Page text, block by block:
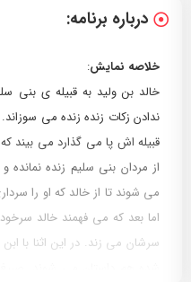
درباره برنامه:
خلاصه نمایش:
خالد بن ولید به قبیله ی بنی
ندادن زکات زنده زنده می
قبیله اش پا می گذارد می
از مردان بنی سلیم زنده نمانده
می شوند تا از خالد که او را
اما بعد که می فهمند خالد
سرشان می زند. در این اثنا با